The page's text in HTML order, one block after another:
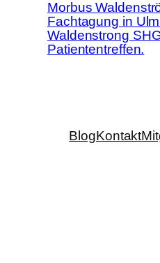
Morbus
Fachtagung in
Waldenstrong
Patiententreffen.
BlogKontakt